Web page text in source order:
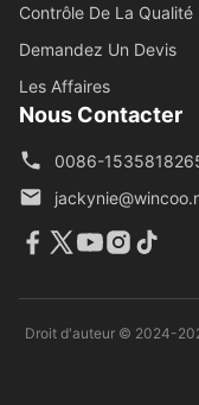
Contrôle De La Qualité
Demandez Un Devis
Les Affaires
Nous Contacter
0086-
Droit d'auteur © 2024-